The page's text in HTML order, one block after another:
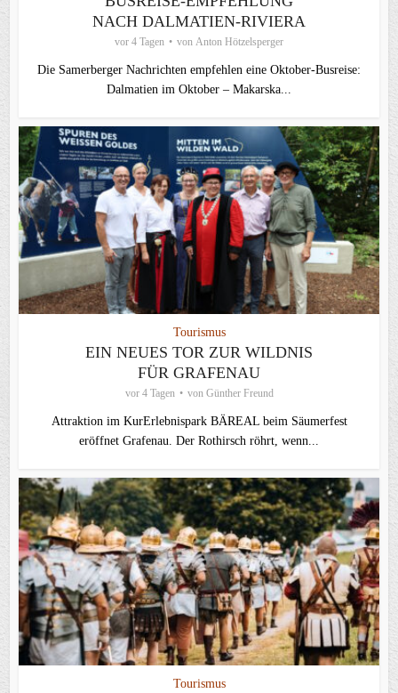
NACH DALMATIEN-RIVIERA
vor 4 Tagen von Anton Hötzelsperger
Die Samerberger Nachrichten empfehlen eine Oktober-Busreise:
Dalmatien im Oktober – Makarska...
Tourismus
EIN NEUES TOR ZUR WILDNIS
FÜR GRAFENAU
vor 4 Tagen von Günther Freund
Attraktion im KurErlebnispark BÄREAL beim Säumerfest
eröffnet Grafenau. Der Rothirsch röhrt, wenn...
Tourismus